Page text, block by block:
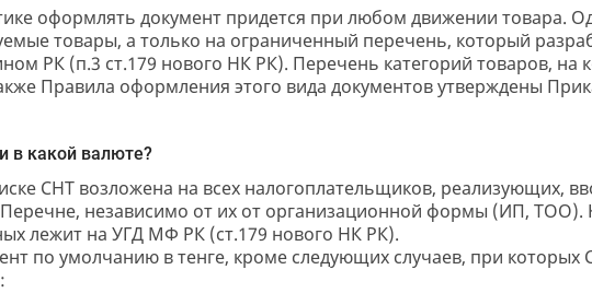
оформлять документ придется при любом движении товара.
товары, а только на ограниченный перечень, который
РК (п.3 ст.179 нового НК РК). Перечень категорий товаров, на
Правила оформления этого вида документов утверждены
в какой валюте?
СНТ возложена на всех налогоплательщиков, реализующих,
независимо от их от организационной формы (ИП, ТОО).
лежит на УГД МФ РК (ст.179 нового НК РК).
по умолчанию в тенге, кроме следующих случаев, при которых